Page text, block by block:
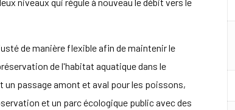
de manière flexible afin de maintenir le
de l'habitat aquatique dans le
passage amont et aval pour les poissons,
et un parc écologique public avec des